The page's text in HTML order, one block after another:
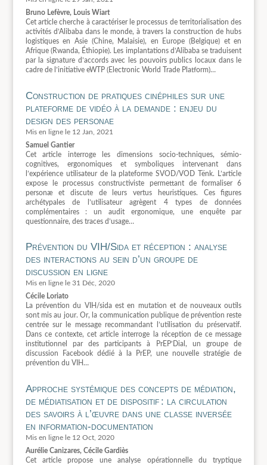
Bruno Lefèvre, Louis Wiart
Cet article cherche à caractériser le processus de territorialisation des
activités d’Alibaba dans le monde, à travers la construction de hubs
logistiques en Asie (Chine, Malaisie), en Europe (Belgique) et en
Afrique (Rwanda, Éthiopie). Les implantations d’Alibaba se traduisent
par la signature d’accords avec les pouvoirs publics locaux dans le
cadre de l’initiative eWTP (Electronic World Trade Platform)…
Construction de pratiques cinéphiles sur une
plateforme de vidéo à la demande : enjeu du
design des personae
12 Jan, 2021
Samuel Gantier
Cet article interroge les dimensions socio-techniques, sémio-
cognitives, ergonomiques et symboliques intervenant dans
l’expérience utilisateur de la plateforme SVOD/VOD Tënk. L’article
expose le processus constructiviste permettant de formaliser 6
personæ et discute de leurs vertus heuristiques. Ces figures
archétypales de l’utilisateur agrègent 4 types de données
complémentaires : un audit ergonomique, une enquête par
questionnaire, des traces d’usage…
Prévention du VIH/Sida et réception : analyse
des interactions au sein d’un groupe de
discussion en ligne
31 Déc, 2020
Cécile Loriato
La prévention du VIH/sida est en mutation et de nouveaux outils
sont mis au jour. Or, la communication publique de prévention reste
centrée sur le message recommandant l’utilisation du préservatif.
Dans ce contexte, cet article interroge la réception de ce message
institutionnel par des participants à PrEP’Dial, un groupe de
discussion Facebook dédié à la PrEP, une nouvelle stratégie de
prévention du VIH…
Approche systémique des concepts de médiation,
de médiatisation et de dispositif : la circulation
des savoirs à l’œuvre dans une classe inversée
en information-documentation
12 Oct, 2020
Aurélie Canizares, Cécile Gardiès
Cet article propose une analyse opérationnelle du tryptique